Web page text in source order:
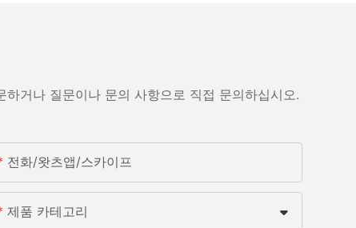
거나 질문이나 문의 사항으로 직접 문의하십시오.
전화/왓츠앱/스카이프
제품 카테고리